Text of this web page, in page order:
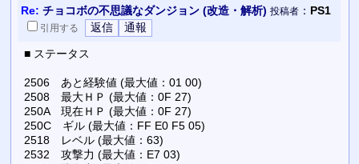
Re: チョコボの不思議なダンジョン (改造・解析) 投稿者： PS1
引用する
■ ステータス
2506 あと経験値 (最大値：01 00)
2508 最大ＨＰ (最大値：0F 27)
250A 現在ＨＰ (最大値：0F 27)
250C ギル (最大値：FF E0 F5 05)
2518 レベル (最大値：63)
2532 攻撃力 (最大値：E7 03)